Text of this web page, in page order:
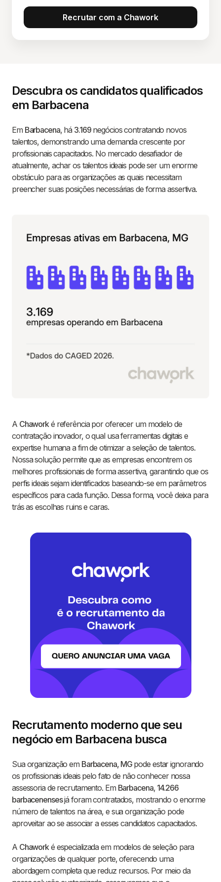
Recrutar com a Chawork
Descubra os candidatos qualificados
em Barbacena
Em Barbacena, há 3.169negócios contratando novos
talentos, demonstrando uma demanda crescente por
profissionais capacitados. No mercado desafiador de
atualmente, achar os talentos ideais pode ser um enorme
obstáculo para as organizações as quais necessitam
preencher suas posições necessárias de forma assertiva.
A Chaworké referência por oferecer um modelo de
contratação inovador, o qual usa ferramentas digitais e
expertise humana a fim de otimizar a seleção de talentos.
Nossa solução permite que as empresas encontrem os
melhores profissionais de forma assertiva, garantindo que os
perfis ideais sejam identificados baseando-se em parâmetros
específicos para cada função. Dessa forma, você deixa para
trás as escolhas ruins e caras.
Recrutamento moderno que seu
negócio em Barbacena busca
Sua organização em Barbacena, MGpode estar ignorando
os profissionais ideais pelo fato de não conhecer nossa
assessoria de recrutamento. Em Barbacena, 14.266
barbacenensesjá foram contratados, mostrando o enorme
número de talentos na área, e sua organização pode
aproveitar ao se associar a esses candidatos capacitados.
A Chaworké especializada em modelos de seleção para
organizações de qualquer porte, oferecendo uma
abordagem completa que reduz recursos. Por meio da